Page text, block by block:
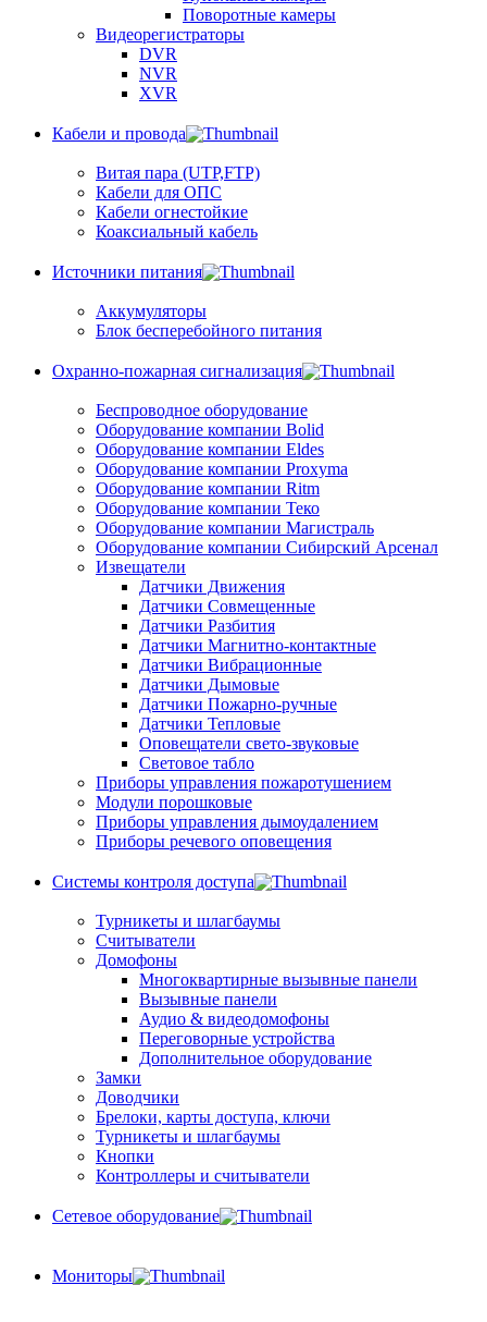
Поворотные камеры
Видеорегистраторы
DVR
NVR
XVR
Кабели и провода
Витая пара (UTP,FTP)
Кабели для ОПС
Кабели огнестойкие
Коаксиальный кабель
Источники питания
Аккумуляторы
Блок бесперебойного питания
Охранно-пожарная сигнализация
Беспроводное оборудование
Оборудование компании Bolid
Оборудование компании Eldes
Оборудование компании Proxyma
Оборудование компании Ritm
Оборудование компании Теко
Оборудование компании Магистраль
Оборудование компании Сибирский Арсенал
Извещатели
Датчики Движения
Датчики Совмещенные
Датчики Разбития
Датчики Магнитно-контактные
Датчики Вибрационные
Датчики Дымовые
Датчики Пожарно-ручные
Датчики Тепловые
Оповещатели свето-звуковые
Световое табло
Приборы управления пожаротушением
Модули порошковые
Приборы управления дымоудалением
Приборы речевого оповещения
Системы контроля доступа
Турникеты и шлагбаумы
Cчитыватели
Домофоны
Многоквартирные вызывные панели
Вызывные панели
Аудио & видеодомофоны
Переговорные устройства
Дополнительное оборудование
Замки
Доводчики
Брелоки, карты доступа, ключи
Турникеты и шлагбаумы
Кнопки
Контроллеры и считыватели
Сетевое оборудование
Мониторы